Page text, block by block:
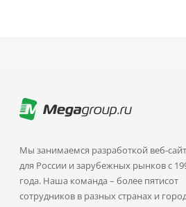
Мы занимаемся разработкой веб-
для России и зарубежных рынков с
года. Наша команда – более пятисот
сотрудников в разных странах и